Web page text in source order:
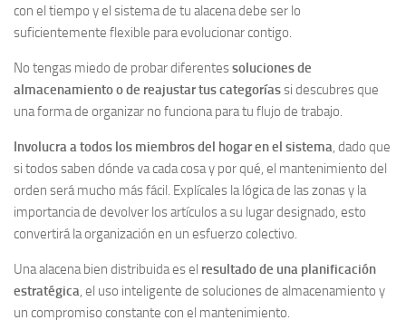
con el tiempo y el sistema de tu alacena debe ser lo
suficientemente flexible para evolucionar contigo.
No tengas miedo de probar diferentessoluciones de
almacenamiento o de reajustar tus categoríassi descubres que
una forma de organizar no funciona para tu flujo de trabajo.
Involucra a todos los miembros del hogar en el sistema, dado que
si todos saben dónde va cada cosa y por qué, el mantenimiento del
orden será mucho más fácil. Explícales la lógica de las zonas y la
importancia de devolver los artículos a su lugar designado, esto
convertirá la organización en un esfuerzo colectivo.
Una alacena bien distribuida es el resultado de una planificación
estratégica, el uso inteligente de soluciones de almacenamiento y
un compromiso constante con el mantenimiento.